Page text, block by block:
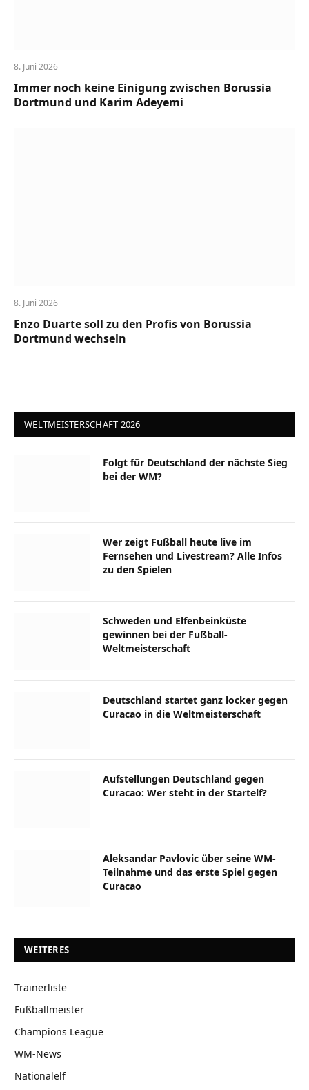
8. Juni 2026
Immer noch keine Einigung zwischen Borussia
Dortmund und Karim Adeyemi
8. Juni 2026
Enzo Duarte soll zu den Profis von Borussia
Dortmund wechseln
WELTMEISTERSCHAFT 2026
Folgt für Deutschland der nächste Sieg
bei der WM?
Wer zeigt Fußball heute live im
Fernsehen und Livestream? Alle Infos
zu den Spielen
Schweden und Elfenbeinküste
gewinnen bei der Fußball-
Weltmeisterschaft
Deutschland startet ganz locker gegen
Curacao in die Weltmeisterschaft
Aufstellungen Deutschland gegen
Curacao: Wer steht in der Startelf?
Aleksandar Pavlovic über seine WM-
Teilnahme und das erste Spiel gegen
Curacao
WEITERES
Trainerliste
Fußballmeister
Champions League
WM-News
Nationalelf